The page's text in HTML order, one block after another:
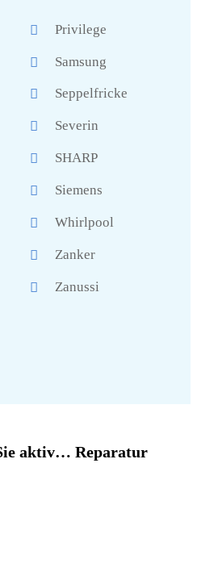
Privilege
Samsung
Seppelfricke
Severin
SHARP
Siemens
Whirlpool
Zanker
Zanussi
aktiv… Reparatur